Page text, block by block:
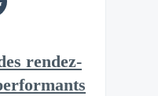
rendez-